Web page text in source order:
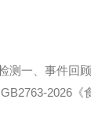
测一、事件回
2026《